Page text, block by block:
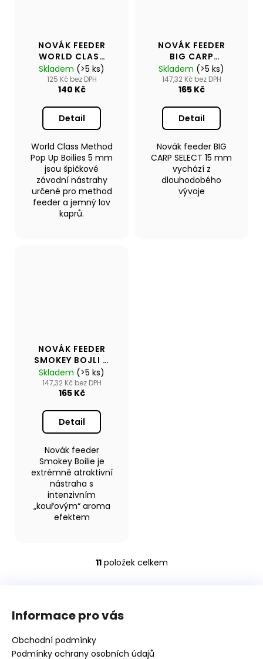
NOVÁK FEEDER
WORLD CLASS
METHOD POP UP
BOILIES 5 MM
Skladem (>5 ks)
125 Kč bez DPH
140 Kč
Detail
World Class Method
Pop Up Boilies 5 mm
jsou špičkové
závodní nástrahy
určené pro method
feeder a jemný lov
kaprů.
NOVÁK FEEDER
BIG CARP
SELECT PELLET 15
MM
Skladem (>5 ks)
147,32 Kč bez DPH
165 Kč
Detail
Novák feeder BIG
CARP SELECT 15 mm
vychází z
dlouhodobého
vývoje
NOVÁK FEEDER
SMOKEY BOJLI 11
MM
Skladem (>5 ks)
147,32 Kč bez DPH
165 Kč
Detail
Novák feeder
Smokey Boilie je
extrémně atraktivní
nástraha s
intenzivním
„kouřovým“ aroma
efektem
O
c
11položek celkem
Informace pro vás
Obchodní podmínky
Podmínky ochrany osobních údajů